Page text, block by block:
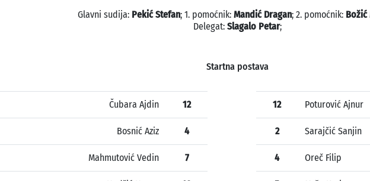
Glavni sudija: Pekić Stefan; 1. pomoćnik: Mandić Dragan; 2. pomoćnik: Božić
Delegat: Slagalo Petar;
Startna postava
Čubara Ajdin 12
Bosnić Aziz 4
Mahmutović Vedin 7
12 Poturović Ajnur
2 Sarajčić Sanjin
4 Oreč Filip